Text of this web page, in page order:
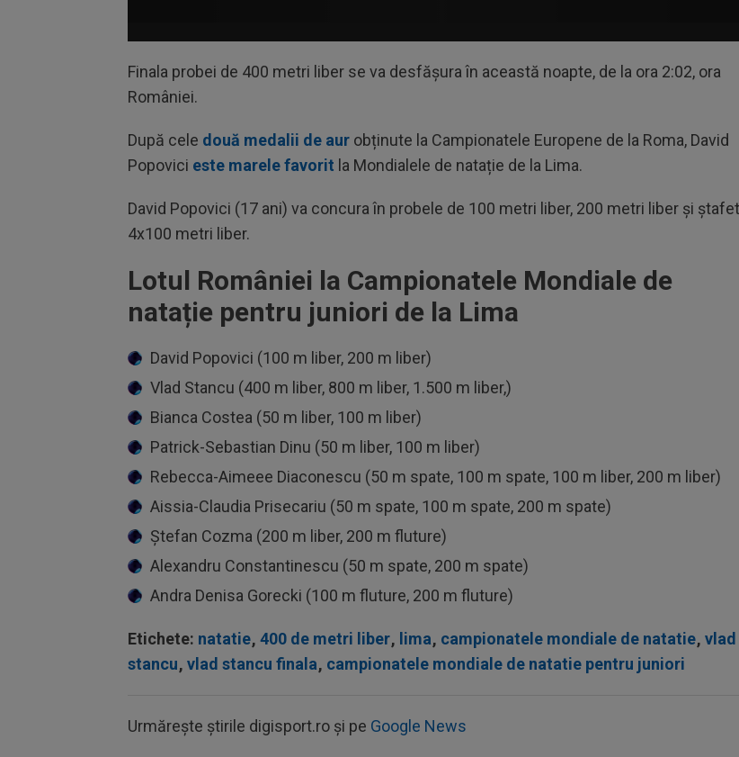
Finala probei de 400 metri liber se va desfăşura în această noapte, de la ora 2:02, ora
României.
După cele două medalii de aur obținute la Campionatele Europene de la Roma, David
Popovici este marele favorit la Mondialele de natație de la Lima.
David Popovici (17 ani) va concura în probele de 100 metri liber, 200 metri liber şi
4x100 metri liber.
Lotul României la Campionatele Mondiale de
natație pentru juniori de la Lima
David Popovici (100 m liber, 200 m liber)
Vlad Stancu (400 m liber, 800 m liber, 1.500 m liber,)
Bianca Costea (50 m liber, 100 m liber)
Patrick-Sebastian Dinu (50 m liber, 100 m liber)
Rebecca-Aimeee Diaconescu (50 m spate, 100 m spate, 100 m liber, 200 m liber)
Aissia-Claudia Prisecariu (50 m spate, 100 m spate, 200 m spate)
Ştefan Cozma (200 m liber, 200 m fluture)
Alexandru Constantinescu (50 m spate, 200 m spate)
Andra Denisa Gorecki (100 m fluture, 200 m fluture)
Etichete: natatie, 400 de metri liber, lima, campionatele mondiale de natatie, vlad
stancu, vlad stancu finala, campionatele mondiale de natatie pentru juniori
Urmărește știrile digisport.ro și pe Google News